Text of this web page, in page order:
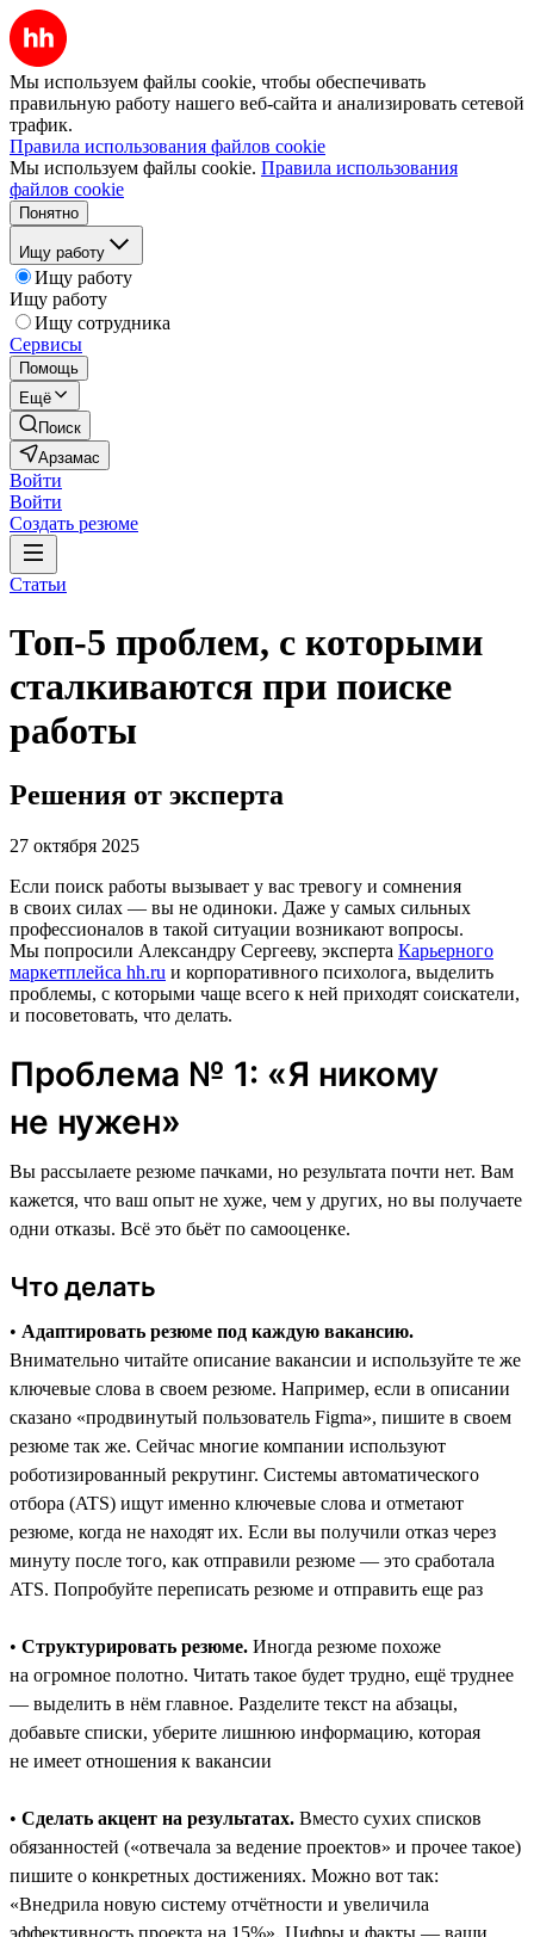
Мы используем файлы cookie, чтобы обеспечивать
правильную работу нашего веб-сайта и анализировать сетевой
трафик.
Правила использования файлов cookie
Мы используем файлы cookie. Правила использования
файлов cookie
Понятно
Ищу работу
Ищу работу
Ищу работу
Ищу сотрудника
Сервисы
Помощь
Ещё
Поиск
Арзамас
Войти
Войти
Создать резюме
Статьи
Топ-5 проблем, с которыми
сталкиваются при поиске
работы
Решения от эксперта
27 октября 2025
Если поиск работы вызывает у вас тревогу и сомнения
в своих силах ― вы не одиноки. Даже у самых сильных
профессионалов в такой ситуации возникают вопросы.
Мы попросили Александру Сергееву, эксперта Карьерного
маркетплейса hh.ru и корпоративного психолога, выделить
проблемы, с которыми чаще всего к ней приходят соискатели,
и посоветовать, что делать.
Проблема № 1: «Я никому
не нужен»
Вы рассылаете резюме пачками, но результата почти нет. Вам
кажется, что ваш опыт не хуже, чем у других, но вы получаете
одни отказы. Всё это бьёт по самооценке.
Что делать
• Адаптировать резюме под каждую вакансию.
Внимательно читайте описание вакансии и используйте те же
ключевые слова в своем резюме. Например, если в описании
сказано «продвинутый пользователь Figma», пишите в своем
резюме так же. Сейчас многие компании используют
роботизированный рекрутинг. Системы автоматического
отбора (ATS) ищут именно ключевые слова и отметают
резюме, когда не находят их. Если вы получили отказ через
минуту после того, как отправили резюме ― это сработала
ATS. Попробуйте переписать резюме и отправить еще раз
• Структурировать резюме. Иногда резюме похоже
на огромное полотно. Читать такое будет трудно, ещё труднее
― выделить в нём главное. Разделите текст на абзацы,
добавьте списки, уберите лишнюю информацию, которая
не имеет отношения к вакансии
• Сделать акцент на результатах. Вместо сухих списков
обязанностей («отвечала за ведение проектов» и прочее такое)
пишите о конкретных достижениях. Можно вот так:
«Внедрила новую систему отчётности и увеличила
эффективность проекта на 15%». Цифры и факты — ваши